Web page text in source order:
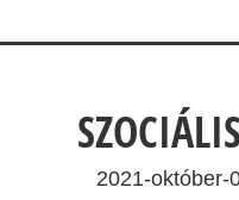
2021-október-